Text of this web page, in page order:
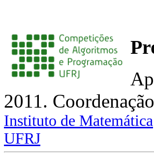
2011.
Instituto de Matemática
UFRJ